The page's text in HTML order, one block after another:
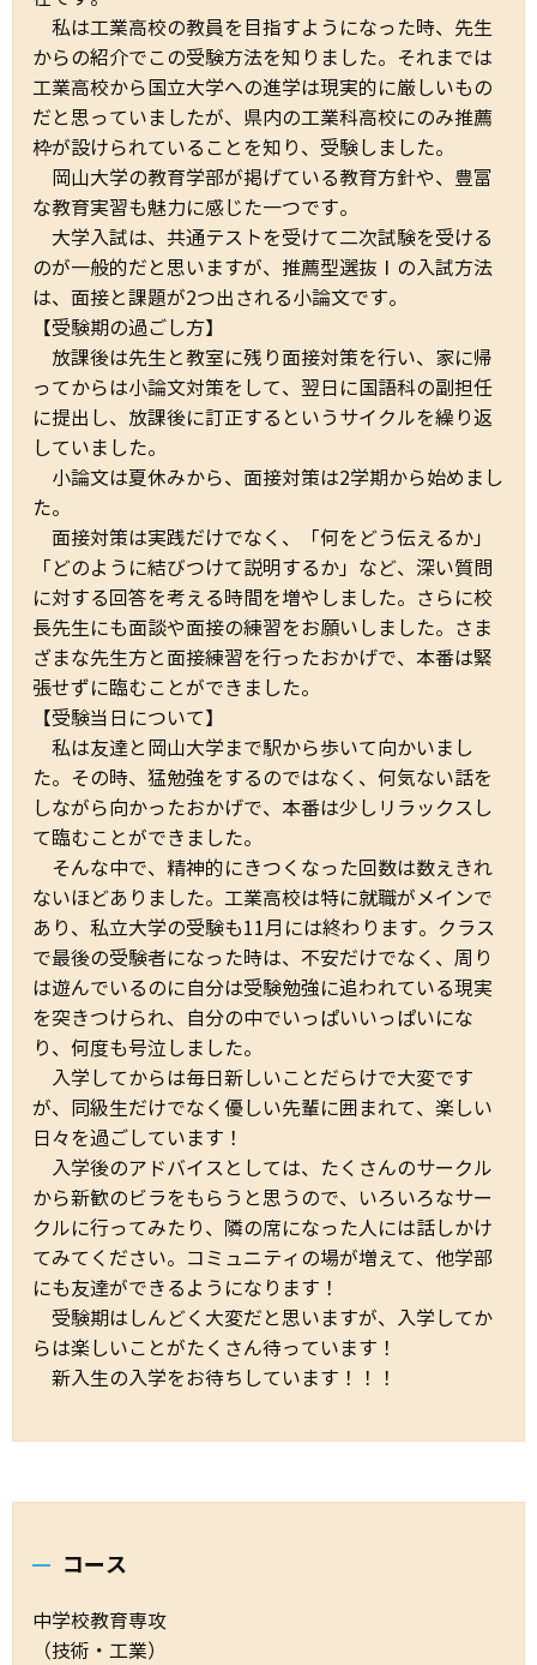
私は工業高校の教員を目指すようになった時、先生
からの紹介でこの受験方法を知りました。それまでは
工業高校から国立大学への進学は現実的に厳しいもの
だと思っていましたが、県内の工業科高校にのみ推薦
枠が設けられていることを知り、受験しました。
岡山大学の教育学部が掲げている教育方針や、豊富
な教育実習も魅力に感じた一つです。
大学入試は、共通テストを受けて二次試験を受ける
のが一般的だと思いますが、推薦型選抜
の入試方法
は、面接と課題が2つ出される小論文です。
【受験期の過ごし方】
放課後は先生と教室に残り面接対策を行い、家に帰
ってからは小論文対策をして、翌日に国語科の副担任
に提出し、放課後に訂正するというサイクルを繰り返
していました。
小論文は夏休みから、面接対策は2学期から始めまし
た。
面接対策は実践だけでなく、「何をどう伝えるか」
「どのように結びつけて説明するか」など、深い質問
に対する回答を考える時間を増やしました。さらに校
長先生にも面談や面接の練習をお願いしました。さま
ざまな先生方と面接練習を行ったおかげで、本番は緊
張せずに臨むことができました。
【受験当日について】
私は友達と岡山大学まで駅から歩いて向かいまし
た。その時、猛勉強をするのではなく、何気ない話を
しながら向かったおかげで、本番は少しリラックスし
て臨むことができました。
そんな中で、精神的にきつくなった回数は数えきれ
ないほどありました。工業高校は特に就職がメインで
あり、私立大学の受験も11月には終わります。クラス
で最後の受験者になった時は、不安だけでなく、周り
は遊んでいるのに自分は受験勉強に追われている現実
を突きつけられ、自分の中でいっぱいいっぱいにな
り、何度も号泣しました。
入学してからは毎日新しいことだらけで大変です
が、同級生だけでなく優しい先輩に囲まれて、楽しい
日々を過ごしています！
入学後のアドバイスとしては、たくさんのサークル
から新歓のビラをもらうと思うので、いろいろなサー
クルに行ってみたり、隣の席になった人には話しかけ
てみてください。コミュニティの場が増えて、他学部
にも友達ができるようになります！
受験期はしんどく大変だと思いますが、入学してか
らは楽しいことがたくさん待っています！
新入生の入学をお待ちしています！！！
コース
中学校教育専攻
（技術・工業）